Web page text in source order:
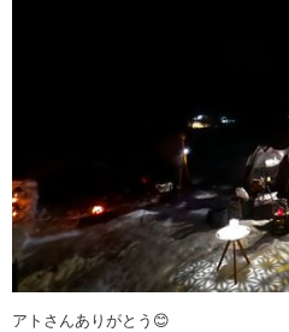
アトさんありがとう😊